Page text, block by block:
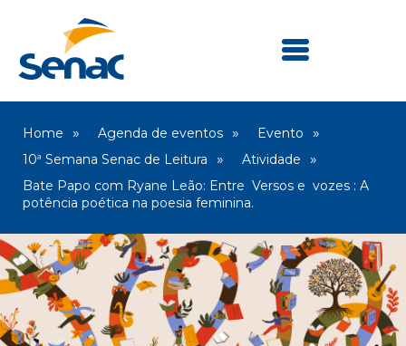
Home Agenda de eventos
Evento
10ª Semana Senac de Leitura
Atividade
Bate Papo com Ryane Leão: Entre Versos e vozes : A
potência poética na poesia feminina.